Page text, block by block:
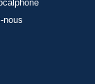
nous